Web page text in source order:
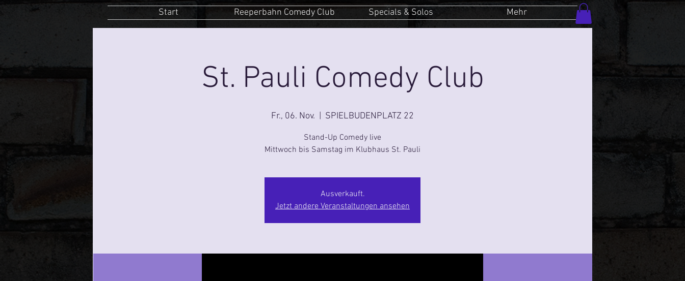
Start Reeperbahn Comedy Club Specials & Solos Mehr
St. Pauli Comedy Club
Fr., 06. Nov. SPIELBUDENPLATZ 22
Stand-Up Comedy live
Mittwoch bis Samstag im Klubhaus St. Pauli
Ausverkauft.
Jetzt andere Veranstaltungen ansehen